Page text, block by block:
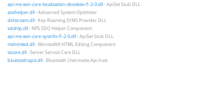
api-ms-win-core-localization-obsolete-l1-2-0.dll- ApiSet Stub DLL
asohelper.dll- Advanced System Optimizer
dimsroam.dll- Key Roaming DIMS Provider DLL
sdohlp.dll- NPS SDO Helper Component
api-ms-win-core-sysinfo-l1-2-0.dll- ApiSet Stub DLL
mshtmled.dll- Microsoft® HTML Editing Component
sscore.dll- Server Service Core DLL
bluetoothapis.dll- Bluetooth Usermode Api host